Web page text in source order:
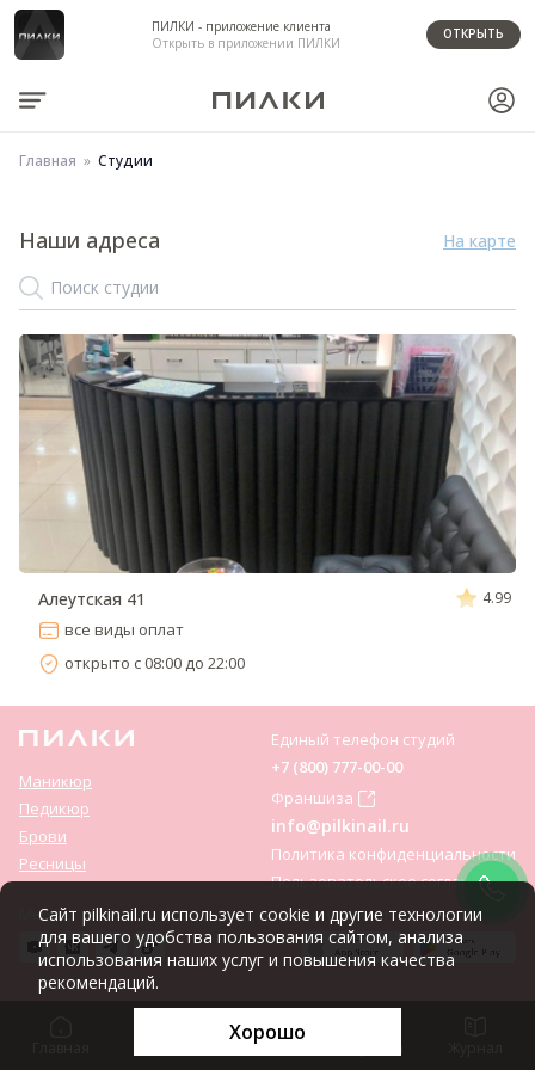
ПИЛКИ - приложение клиента
Открыть в приложении ПИЛКИ
ОТКРЫТЬ
Главная Студии
Наши адреса На карте
Алеутская 41 4.99
все виды оплат
открыто с 08:00 до 22:00
Маникюр
Педикюр
Брови
Ресницы
Единый телефон студий
+7 (800) 777-00-00
Франшиза
info@pilkinail.ru
Политика конфиденциальности
Пользовательское соглашение
Мы соц. сетях:
Приложение:
Записаться
Сайт pilkinail.ru использует cookie и другие технологии
для вашего удобства пользования сайтом, анализа
использования наших услуг и повышения качества
рекомендаций.
Хорошо